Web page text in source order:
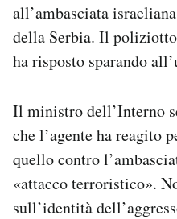
Area Personale
Hai bisogno di aiuto?
Esci
all’ambasciata
della Serbia. Il
ha risposto sparando
Il ministro dell’Interno
che l’agente ha reagito
quello contro
«attacco terroristico».
sull’identità